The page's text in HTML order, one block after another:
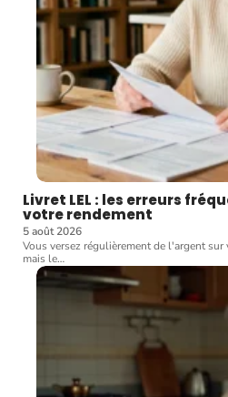
Livret LEL : les erreurs
votre rendement
5 août 2026
Vous versez régulièrement de l'argent
mais le…